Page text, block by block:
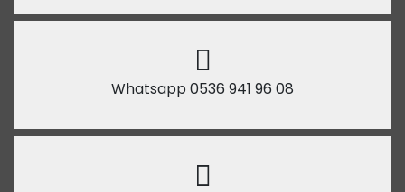
Whatsapp 0536 941 96 08